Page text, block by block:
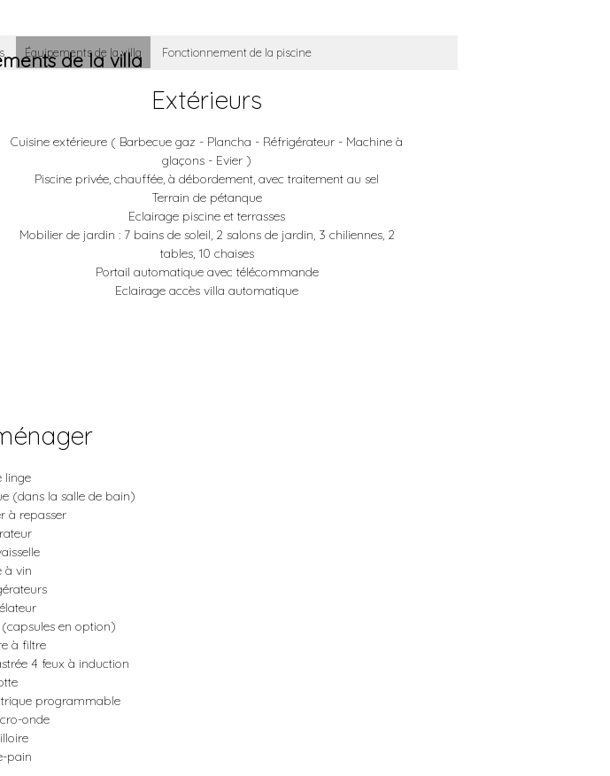
Équipements de la villa Fonctionnement de la piscine
de la villa
Extérieurs
Cuisine extérieure ( Barbecue gaz - Plancha - Réfrigérateur - Machine à
glaçons - Evier )
Piscine privée, chauffée, à débordement, avec traitement au sel
Terrain de pétanque
Eclairage piscine et terrasses
Mobilier de jardin : 7 bains de soleil, 2 salons de jardin, 3 chiliennes, 2
tables, 10 chaises
Portail automatique avec télécommande
Eclairage accès villa automatique
linge
(dans la salle de bain)
à repasser
à vin
(capsules en option)
à filtre
4 feux à induction
programmable
onde
pain